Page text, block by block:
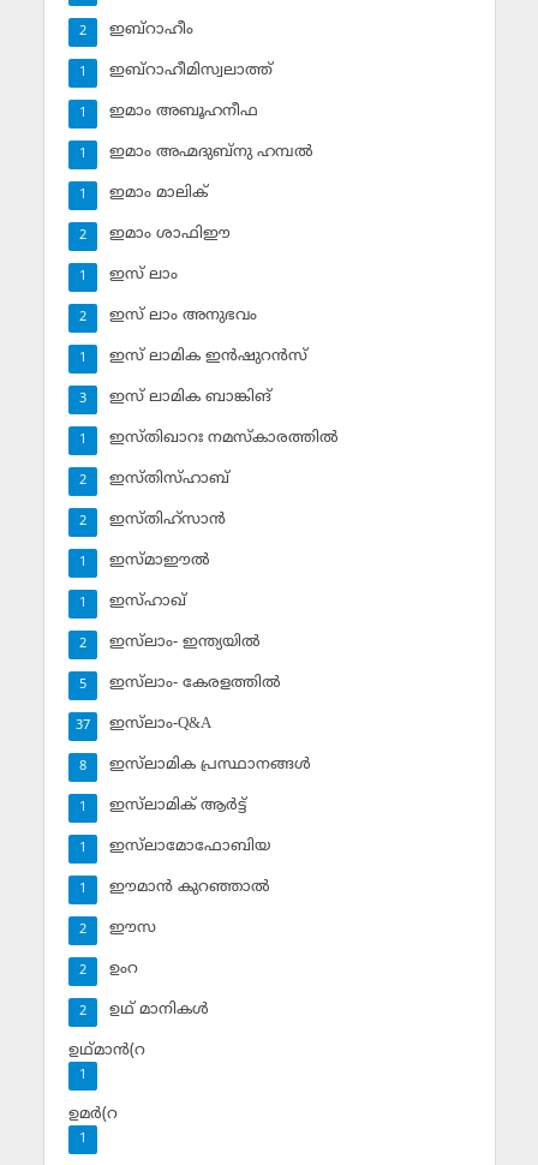
ഇബ്‌റാഹീം
2
ഇബ്‌റാഹീമിസ്വലാത്ത്
1
ഇമാം അബൂഹനീഫ
1
ഇമാം അഹ്മദുബ്‌നു ഹമ്പല്‍
1
ഇമാം മാലിക്
1
ഇമാം ശാഫിഈ
2
ഇസ് ലാം
1
ഇസ് ലാം അനുഭവം
2
ഇസ് ലാമിക ഇന്‍ഷുറന്‍സ്‌
1
ഇസ് ലാമിക ബാങ്കിങ്‌
3
ഇസ്തിഖാറഃ നമസ്‌കാരത്തില്‍
1
ഇസ്തിസ്ഹാബ്
2
ഇസ്തിഹ്‌സാന്‍
2
ഇസ്മാഈല്‍
1
ഇസ്ഹാഖ്‌
1
ഇസ്‌ലാം- ഇന്ത്യയില്‍
2
ഇസ്‌ലാം- കേരളത്തില്‍
5
ഇസ്‌ലാം-Q&A
37
ഇസ്‌ലാമിക പ്രസ്ഥാനങ്ങള്‍
8
ഇസ്‌ലാമിക് ആര്‍ട്ട്
1
ഇസ്‌ലാമോഫോബിയ
1
ഈമാന്‍ കുറഞ്ഞാല്‍
1
ഈസ
2
ഉംറ
2
ഉഥ് മാനികള്‍
2
ഉഥ്മാന്‍(റ
1
ഉമര്‍(റ
1